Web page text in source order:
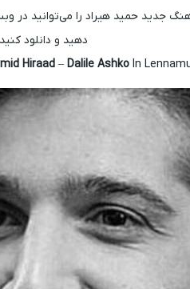
جدید حميد هیراد را می‌توانید در
دهید و دانلود
Hiraad– Dalile AshkoIn